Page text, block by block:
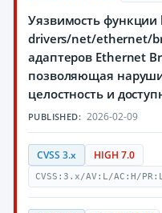
Уязвимость функции
drivers/net/ethernet/
адаптеров Ethernet
позволяющая
целостность и
PUBLISHED: 2026-02-09
CVSS 3.x HIGH 7.0
CVSS:3.x/AV:L/AC:H/